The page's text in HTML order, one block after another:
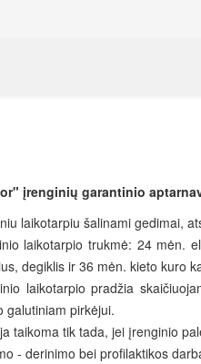
įrenginių garantinio
laikotarpiu šalinami gedimai,
laikotarpio trukmė: 24 mėn.
degiklis ir 36 mėn. kieto kuro
laikotarpio pradžia
galutiniam pirkėjui.
taikoma tik tada, jei įrenginio
- derinimo bei profilaktikos